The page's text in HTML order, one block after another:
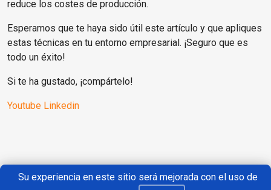
reduce los costes de producción.
Esperamos que te haya sido útil este artículo y que apliques
estas técnicas en tu entorno empresarial. ¡Seguro que es
todo un éxito!
Si te ha gustado, ¡compártelo!
Youtube Linkedin
Su experiencia en este sitio será mejorada con el uso de